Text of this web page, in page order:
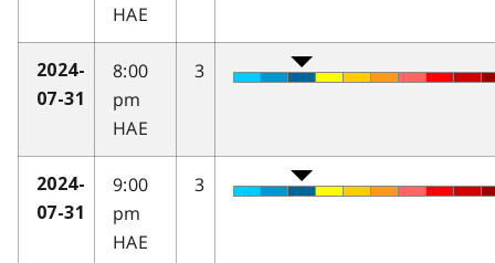
HAE
2024-
07-31
8:00
pm
HAE
3
2024-
07-31
9:00
pm
HAE
3